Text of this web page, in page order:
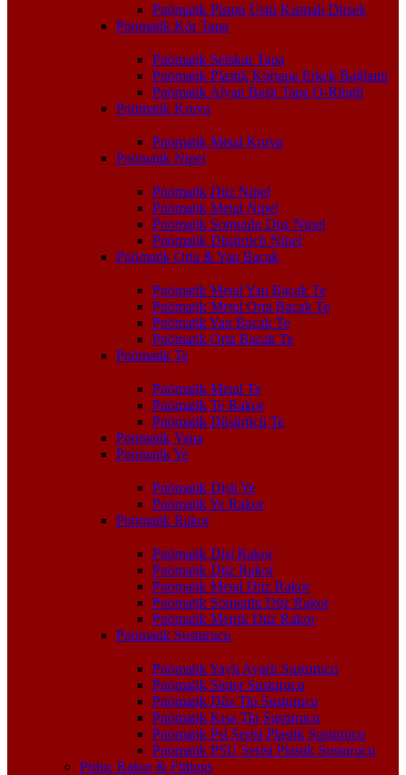
Pnömatik Piston Üstü Kısmalı Dirsek
Pnömatik Kör Tapa
Pnömatik Setskur Tapa
Pnömatik Plastik Körtapa Erkek Bağlantı
Pnömatik Alyan Başlı Tapa O-Ringli
Pnömatik Kruva
Pnömatik Metal Kruva
Pnömatik Nipel
Pnömatik Düz Nipel
Pnömatik Metal Nipel
Pnömatik Somunlu Düz Nipel
Pnömatik Düşürücü Nipel
Pnömatik Orta & Yan Bacak
Pnömatik Metal Yan Bacak Te
Pnömatik Metal Orta Bacak Te
Pnömatik Yan Bacak Te
Pnömatik Orta Bacak Te
Pnömatik Te
Pnömatik Metal Te
Pnömatik Te Rakor
Pnömatik Düşürücü Te
Pnömatik Vana
Pnömatik Ye
Pnömatik Dişli Ye
Pnömatik Ye Rakor
Pnömatik Rakor
Pnömatik Dişi Rakor
Pnömatik Düz Rakor
Pnömatik Metal Düz Rakor
Pnömatik Somunlu Düz Rakor
Pnömatik Metrik Düz Rakor
Pnömatik Susturucu
Pnömatik Yaylı Ayarlı Susturucu
Pnömatik Sinter Susturucu
Pnömatik Düz Tip Susturucu
Pnömatik Kısa Tip Susturucu
Pnömatik Psl Serisi Plastik Susturucu
Pnömatik PSU Serisi Plastik Susturucu
Pirinç Rakor & Fittings